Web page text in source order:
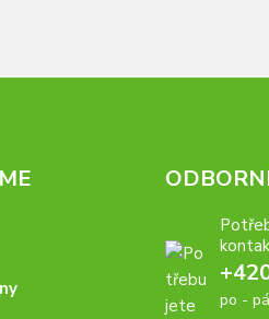
po -